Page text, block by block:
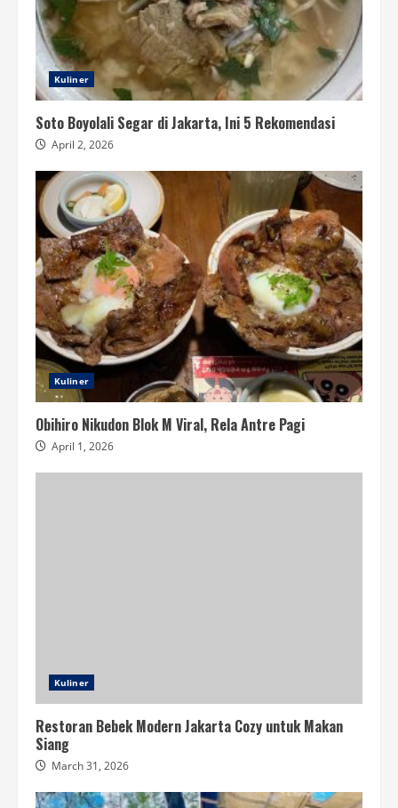
Kuliner
Soto Boyolali Segar di Jakarta, Ini 5 Rekomendasi
April 2, 2026
Kuliner
Obihiro Nikudon Blok M Viral, Rela Antre Pagi
April 1, 2026
Kuliner
Restoran Bebek Modern Jakarta Cozy untuk Makan
Siang
March 31, 2026